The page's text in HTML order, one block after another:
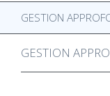
GESTION
GESTION